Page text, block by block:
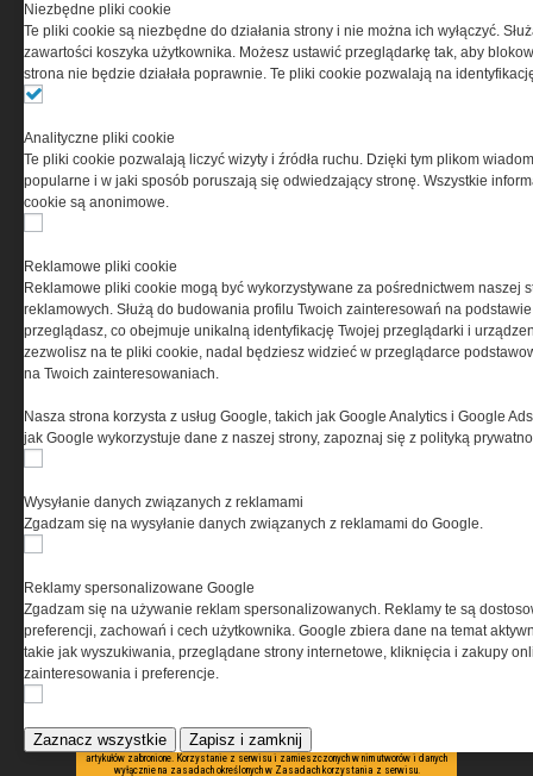
przez Grupa MEDIUM Spółka z ograniczoną
odpowiedzialnością Spółka komandytowa, nr KRS:
0000537655, NIP 1132860378, REGON 146393437
(zwana dalej Grupa MEDIUM) w postaci Regulaminu.
Przeczytaj regulamin
PRYWATNOŚĆ
Ta witryna wykorzystuje pliki cookies do przechowywania
informacji na Twoim komputerze. Pliki cookies stosujemy
w celu świadczenia usług na najwyższym poziomie,
w tym w sposób dostosowany do indywidualnych potrzeb.
cookies oznacza, że będą one zamieszczane w Twoim
urządzeniu końcowym. W każdym momencie możesz
serwisu prosimy o zapoznanie się z naszą
prywatnościoraz informacją o cookies .
Spółka komandytowa, nr KRS: 0000537655. Wszelkie prawa, w tym Autora, Wydawcy i
Producenta bazy danych zastrzeżone. Jakiekolwiek dalsze rozpowszechnianie
artykułów zabronione. Korzystanie z serwisu i zamieszczonych w nim utworów i danych
wyłącznie na zasadach określonych w Zasadach korzystania z serwisu.
Niezbędne pliki cookie
Te pliki cookie są niezbędne do działania strony i nie można ich wyłączyć.
zawartości koszyka użytkownika. Możesz ustawić przeglądarkę tak, aby
strona nie będzie działała poprawnie. Te pliki cookie pozwalają na
Analityczne pliki cookie
Te pliki cookie pozwalają liczyć wizyty i źródła ruchu. Dzięki tym plikom
popularne i w jaki sposób poruszają się odwiedzający stronę. Wszystkie
cookie są anonimowe.
Reklamowe pliki cookie
Reklamowe pliki cookie mogą być wykorzystywane za pośrednictwem naszej
reklamowych. Służą do budowania profilu Twoich zainteresowań na
przeglądasz, co obejmuje unikalną identyfikację Twojej przeglądarki i
zezwolisz na te pliki cookie, nadal będziesz widzieć w przeglądarce
na Twoich zainteresowaniach.
Nasza strona korzysta z usług Google, takich jak Google Analytics i Google
jak Google wykorzystuje dane z naszej strony, zapoznaj się z polityką
Wysyłanie danych związanych z reklamami
Zgadzam się na wysyłanie danych związanych z reklamami do Google.
Reklamy spersonalizowane Google
Zgadzam się na używanie reklam spersonalizowanych. Reklamy te są
preferencji, zachowań i cech użytkownika. Google zbiera dane na temat
takie jak wyszukiwania, przeglądane strony internetowe, kliknięcia i zakupy
zainteresowania i preferencje.
Zaznacz wszystkie Zapisz i zamknij